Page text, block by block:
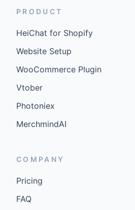
PRODUCT
HeiChat for Shopify
Website Setup
WooCommerce Plugin
Vtober
Photoniex
MerchmindAI
COMPANY
Pricing
FAQ